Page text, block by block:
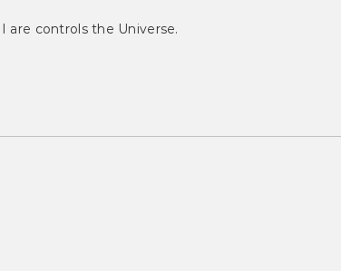
are controls the Universe.